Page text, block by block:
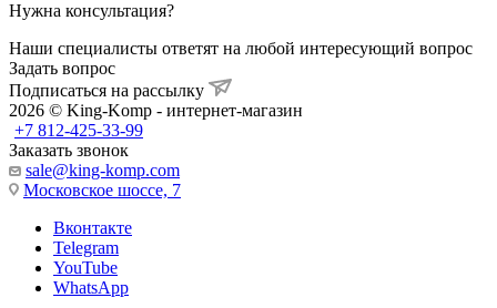
Нужна консультация?
Наши специалисты ответят на любой интересующий вопрос
Задать вопрос
Подписаться на рассылку
2026 © King-Komp - интернет-магазин
+7 812-425-33-99
Заказать звонок
sale@king-komp.com
Московское шоссе, 7
Вконтакте
Telegram
YouTube
WhatsApp